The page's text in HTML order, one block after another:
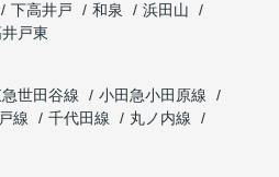
下高井戸 和泉
浜田山
戸東
世田谷線
小田急小田原線
線 千代田線
丸ノ内線